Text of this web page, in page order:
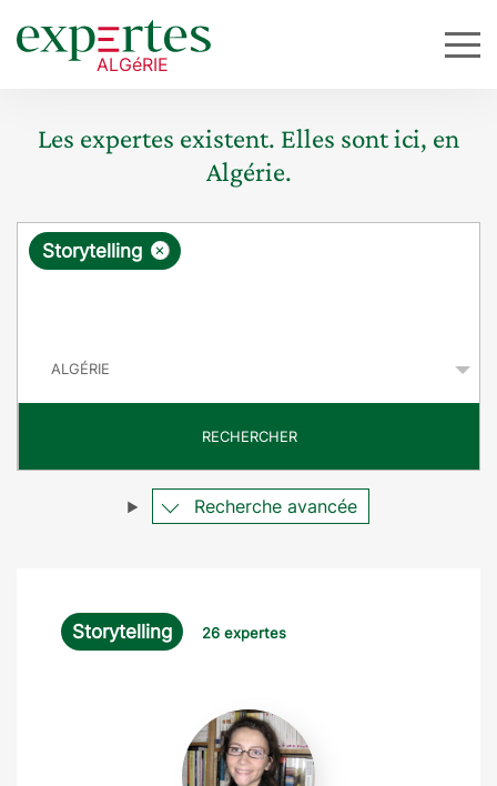
Les expertes existent. Elles sont ici, en
Algérie.
R
ê
e
×
Storytelling
RECHERCHER
Recherche avancée
Storytelling 26 expertes
Eugénie
Briot